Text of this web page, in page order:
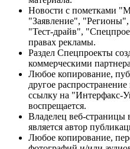
Новости с пометками
"Заявление",
"Тест-драйв",
правах рекламы.
Раздел Спецпроекты
коммерческими
Любое копирование,
другое
ссылку на "Интерфакс-
воспрещается.
Владелец веб-страницы
является автор
Любое копирование,